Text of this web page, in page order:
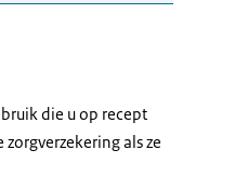
erover dat
moet
Zorg.
die u op recept
als ze